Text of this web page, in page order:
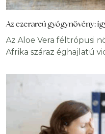
Az ezerarcú gyógynövény:
Az Aloe Vera féltrópusi
Afrika száraz éghajlatú
több vidékén, továbbá a
termesztik. A
Közülük azonban csak
hatással. Emberi
Miller az ún.: Orvosi Aloe